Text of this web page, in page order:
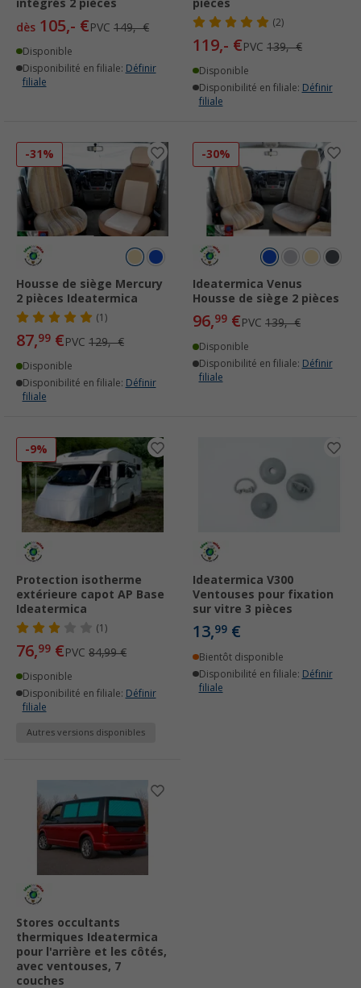
intégrés 2 pièces
dès 105,- €PVC 149,- €
Disponible
Disponibilité en filiale: Définir
filiale
pièces
(2)
119,- €PVC 139,- €
Disponible
Disponibilité en filiale: Définir
filiale
-31%
Housse de siège Mercury
2 pièces Ideatermica
(1)
87,99 €PVC 129,- €
Disponible
Disponibilité en filiale: Définir
filiale
-30%
Ideatermica Venus
Housse de siège 2 pièces
96,99 €PVC 139,- €
Disponible
Disponibilité en filiale: Définir
filiale
-9%
Protection isotherme
extérieure capot AP Base
Ideatermica
(1)
76,99 €PVC 84,99 €
Disponible
Disponibilité en filiale: Définir
filiale
Autres versions disponibles
Ideatermica V300
Ventouses pour fixation
sur vitre 3 pièces
13,99 €
Bientôt disponible
Disponibilité en filiale: Définir
filiale
Stores occultants
thermiques Ideatermica
pour l'arrière et les côtés,
avec ventouses, 7
couches